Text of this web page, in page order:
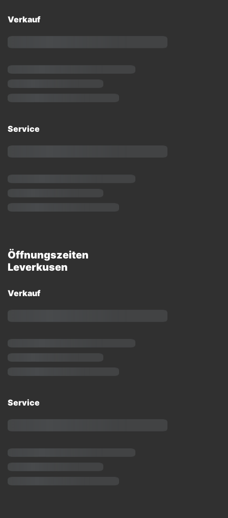
Verkauf
Service
Öffnungszeiten
Leverkusen
Verkauf
Service